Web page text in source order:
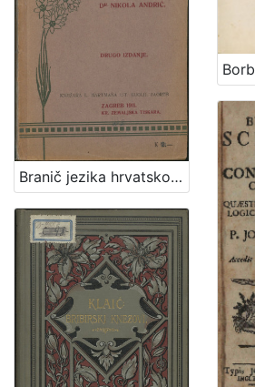
Branič jezika hrvatskoga / napisao Nikola Andrić